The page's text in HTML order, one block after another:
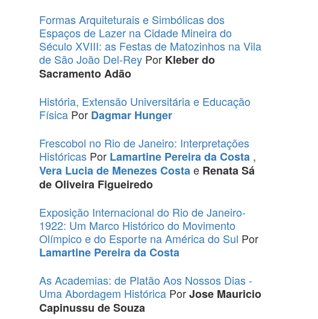
Formas Arquiteturais e Simbólicas dos
Espaços de Lazer na Cidade Mineira do
Século XVIII: as Festas de Matozinhos na Vila
de São João Del-Rey Por Kleber do
Sacramento Adão
História, Extensão Universitária e Educação
Física Por Dagmar Hunger
Frescobol no Rio de Janeiro: Interpretações
Históricas Por Lamartine Pereira da Costa ,
Vera Lucia de Menezes Costa e Renata Sá
de Oliveira Figueiredo
Exposição Internacional do Rio de Janeiro-
1922: Um Marco Histórico do Movimento
Olímpico e do Esporte na América do Sul Por
Lamartine Pereira da Costa
As Academias: de Platão Aos Nossos Dias -
Uma Abordagem Histórica PorJose Mauricio
Capinussu de Souza